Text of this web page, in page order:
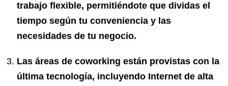
trabajo flexible, permitiéndote que dividas el
tiempo según tu conveniencia y las
necesidades de tu negocio.
Las áreas de coworking están provistas con la
última tecnología, incluyendo Internet de alta